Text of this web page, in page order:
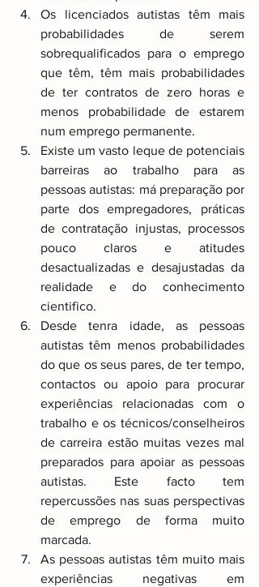
Os licenciados autistas têm mais
probabilidades de serem
sobrequalificados para o emprego
que têm, têm mais probabilidades
de ter contratos de zero horas e
menos probabilidade de estarem
num emprego permanente.
Existe um vasto leque de potenciais
barreiras ao trabalho para as
pessoas autistas: má preparação por
parte dos empregadores, práticas
de contratação injustas, processos
pouco claros e atitudes
desactualizadas e desajustadas da
realidade e do conhecimento
cientifico.
Desde tenra idade, as pessoas
autistas têm menos probabilidades
do que os seus pares, de ter tempo,
contactos ou apoio para procurar
experiências relacionadas com o
trabalho e os técnicos/conselheiros
de carreira estão muitas vezes mal
preparados para apoiar as pessoas
autistas. Este facto tem
repercussões nas suas perspectivas
de emprego de forma muito
marcada.
As pessoas autistas têm muito mais
experiências negativas em